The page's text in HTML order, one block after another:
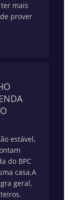
mais
prover
estável,
do BPC
casa.A
geral,